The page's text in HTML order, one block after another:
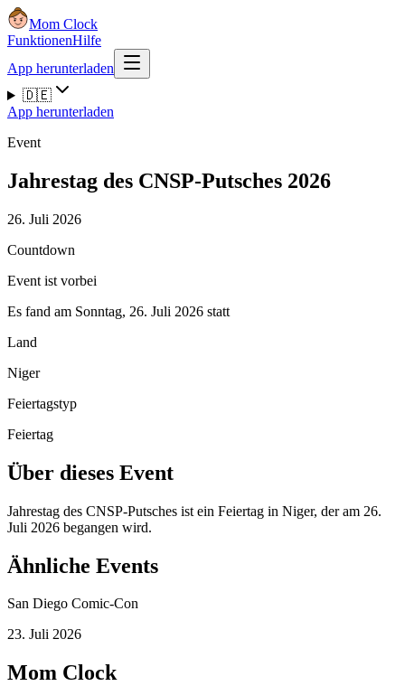
Mom Clock
FunktionenHilfe
App herunterladen
🇩🇪
App herunterladen
Event
Jahrestag des CNSP-Putsches 2026
26. Juli 2026
Countdown
Event ist vorbei
Es fand am Sonntag, 26. Juli 2026 statt
Land
Niger
Feiertagstyp
Feiertag
Über dieses Event
Jahrestag des CNSP-Putsches ist ein Feiertag in Niger, der am 26.
Juli 2026 begangen wird.
Ähnliche Events
San Diego Comic-Con
23. Juli 2026
Mom Clock